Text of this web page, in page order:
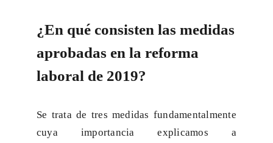
¿En qué consisten las medidas
aprobadas en la reforma
laboral de 2019?
Se trata de tres medidas fundamentalmente
cuya importancia explicamos a